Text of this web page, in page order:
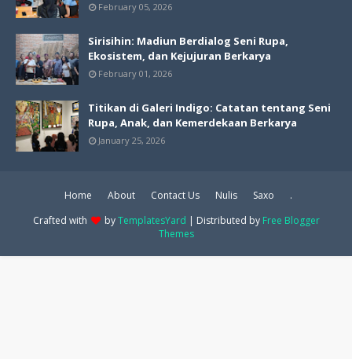
February 05, 2026
Sirisihin: Madiun Berdialog Seni Rupa,
Ekosistem, dan Kejujuran Berkarya
February 01, 2026
Titikan di Galeri Indigo: Catatan tentang Seni
Rupa, Anak, dan Kemerdekaan Berkarya
January 25, 2026
Home About Contact Us Nulis Saxo
.
Crafted with
byTemplatesYard | Distributed by Free Blogger
Themes